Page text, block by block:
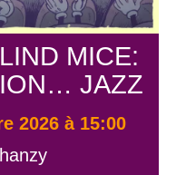
MICE:
JAZZ
2026 à 15:00